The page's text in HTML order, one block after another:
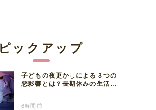
ピックアップ
子どもの夜更かしによる３つの
悪影響とは？長期休みの生活リ
6時間前